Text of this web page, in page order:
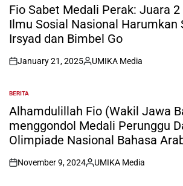
IN
Fio Sabet Medali Perak: Juara
Ilmu Sosial Nasional Harumkan
Irsyad dan Bimbel Go
on
January 21, 2025
Posted
UMIKA Media
POSTED
IN
BERITA
Alhamdulillah Fio (Wakil Jawa
menggondol Medali Perunggu
Olimpiade Nasional Bahasa
on
November 9, 2024
Posted
UMIKA Media